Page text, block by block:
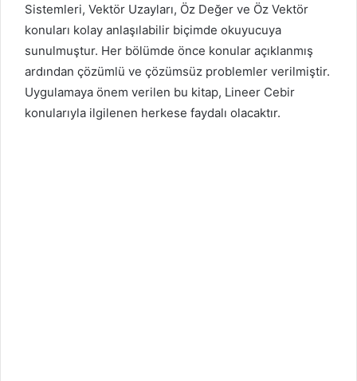
Sistemleri, Vektör Uzayları, Öz Değer ve Öz Vektör
konuları kolay anlaşılabilir biçimde okuyucuya
sunulmuştur. Her bölümde önce konular açıklanmış
ardından çözümlü ve çözümsüz problemler verilmiştir.
Uygulamaya önem verilen bu kitap, Lineer Cebir
konularıyla ilgilenen herkese faydalı olacaktır.